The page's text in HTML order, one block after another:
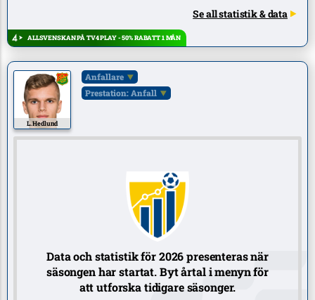
Se all statistik & data
ALLSVENSKAN PÅ TV4 PLAY - 50% RABATT 1 MÅN
L. Hedlund
Anfallare
Prestation: Anfall
Data och statistik för 2026 presenteras när
säsongen har startat. Byt årtal i menyn för
att utforska tidigare säsonger.